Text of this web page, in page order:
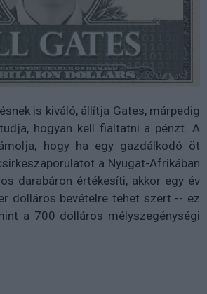
is kiváló, állítja Gates, márpedig
hogyan kell fialtatni a pénzt. A
hogy ha egy gazdálkodó öt
a Nyugat-Afrikában
darabáron értékesíti, akkor egy év
dolláros bevételre tehet szert -- ez
a 700 dolláros mélyszegénységi